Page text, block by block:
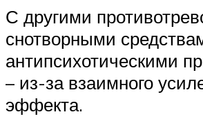
С другими
снотворными
антипсихотическими
– из-за взаимного
эффекта.